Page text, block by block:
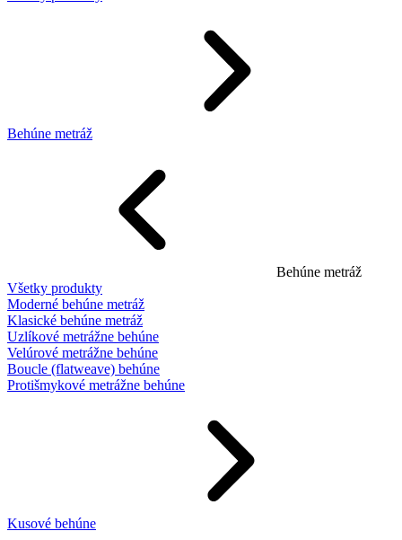
Behúne metráž
Behúne metráž
Všetky produkty
Moderné behúne metráž
Klasické behúne metráž
Uzlíkové metrážne behúne
Velúrové metrážne behúne
Boucle (flatweave) behúne
Protišmykové metrážne behúne
Kusové behúne